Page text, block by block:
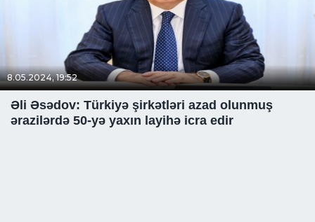
8.05.2024, 19:52
Əli Əsədov: Türkiyə şirkətləri azad olunmuş
ərazilərdə 50-yə yaxın layihə icra edir